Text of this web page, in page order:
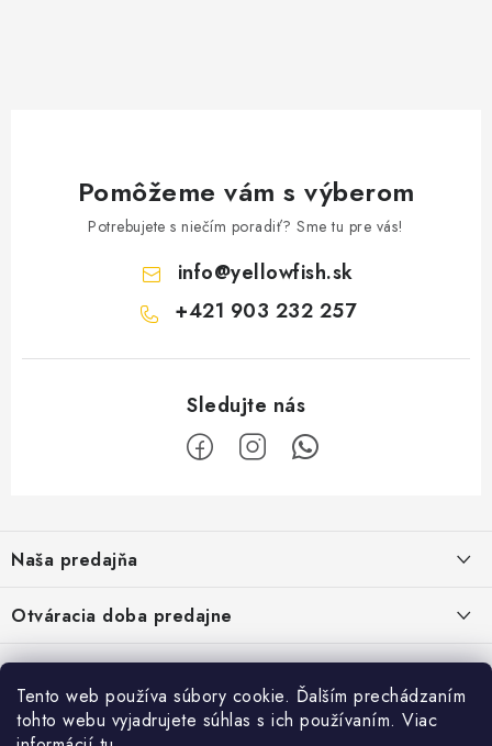
Tento web používa súbory cookie. Ďalším prechádzaním
tohto webu vyjadrujete súhlas s ich používaním. Viac
Pomôžeme vám s výberom
Potrebujete s niečím poradiť? Sme tu pre vás!
info@yellowfish.sk
+421 903 232 257
p
ä
t
i
Naša predajňa
Námestie Slobody 1164/1,
946 32 Marcelová
Google map - plánovanie cesty
Pozrite Google mapu
Otváracia doba predajne
Pondelok-Piatok: 8.00-17.00 hod.
Sobota : 8.00-12.00 hod.
O nás
Vernostný program
Facebook